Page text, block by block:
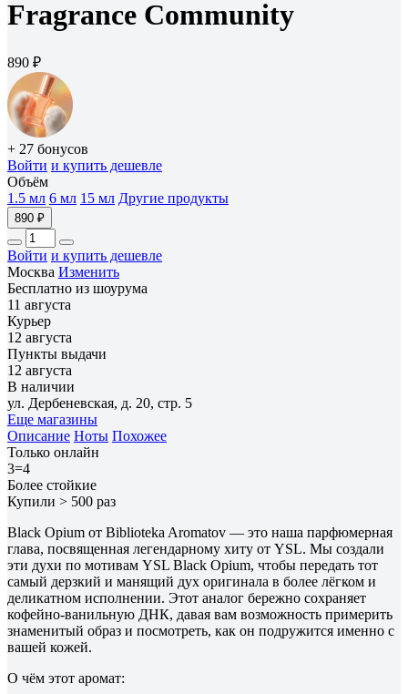
Fragrance Community
890 ₽
+ 27 бонусов
Войти и купить дешевле
Объём
1.5 мл 6 мл 15 мл Другие продукты
890 ₽
Войти и купить дешевле
Москва Изменить
Бесплатно из шоурума
11 августа
Курьер
12 августа
Пункты выдачи
12 августа
В наличии
ул. Дербеневская, д. 20, стр. 5
Еще магазины
Описание Ноты Похожее
Только онлайн
3=4
Более стойкие
Купили > 500 раз
Black Opium от Biblioteka Aromatov — это наша парфюмерная
глава, посвященная легендарному хиту от YSL. Мы создали
эти духи по мотивам YSL Black Opium, чтобы передать тот
самый дерзкий и манящий дух оригинала в более лёгком и
деликатном исполнении. Этот аналог бережно сохраняет
кофейно-ванильную ДНК, давая вам возможность примерить
знаменитый образ и посмотреть, как он подружится именно с
вашей кожей.
О чём этот аромат: